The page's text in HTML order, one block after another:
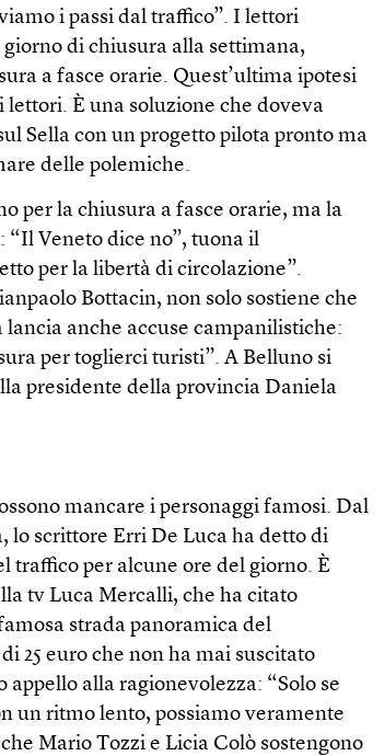
i passi dal traffico”. I lettori
di chiusura alla settimana,
a fasce orarie. Quest’ultima ipotesi
lettori. È una soluzione che doveva
Sella con un progetto pilota pronto ma
delle polemiche.
per la chiusura a fasce orarie, ma la
“Il Veneto dice no”, tuona il
per la libertà di circolazione”.
Bottacin, non solo sostiene che
anche accuse campanilistiche:
per toglierci turisti”. A Belluno si
presidente della provincia Daniela
mancare i personaggi famosi. Dal
lo scrittore Erri De Luca ha detto di
traffico per alcune ore del giorno. È
tv Luca Mercalli, che ha citato
strada panoramica del
25 euro che non ha mai suscitato
alla ragionevolezza: “Solo se
un ritmo lento, possiamo veramente
Mario Tozzi e Licia Colò sostengono